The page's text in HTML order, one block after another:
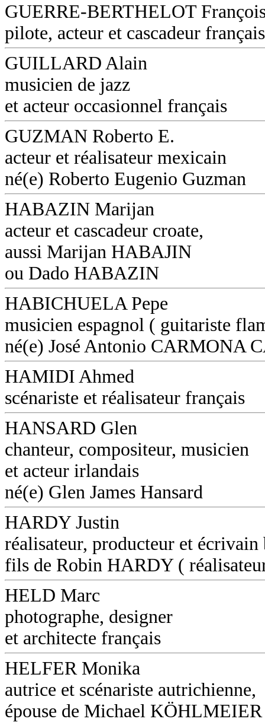
GUERRE-BERTHELOT
pilote, acteur et cascadeur français
GUILLARD Alain
musicien de jazz
et acteur occasionnel français
GUZMAN Roberto E.
acteur et réalisateur mexicain
né(e) Roberto Eugenio Guzman
HABAZIN Marijan
acteur et cascadeur croate,
aussi Marijan HABAJIN
ou Dado HABAZIN
HABICHUELA Pepe
musicien espagnol ( guitariste
né(e) José Antonio CARMONA
HAMIDI Ahmed
scénariste et réalisateur français
HANSARD Glen
chanteur, compositeur, musicien
et acteur irlandais
né(e) Glen James Hansard
HARDY Justin
réalisateur, producteur et
fils de Robin HARDY (
HELD Marc
photographe, designer
et architecte français
HELFER Monika
autrice et scénariste autrichienne,
épouse de Michael